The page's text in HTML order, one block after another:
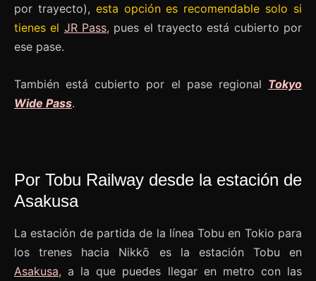
por trayecto), esta opción es recomendable solo si
tienes el JR Pass, pues el trayecto está cubierto por
ese pase.
También está cubierto por el pase regional Tokyo
Wide Pass.
Por Tobu Railway desde la estación de
Asakusa
La estación de partida de la línea Tobu en Tokio para
los trenes hacia Nikkō es la estación Tobu en
Asakusa, a la que puedes llegar en metro con las